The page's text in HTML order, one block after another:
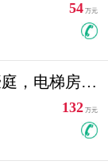
54 万元
二中学区房，名仕豪庭，电梯房，双南卧室，单价低，急售
132 万元